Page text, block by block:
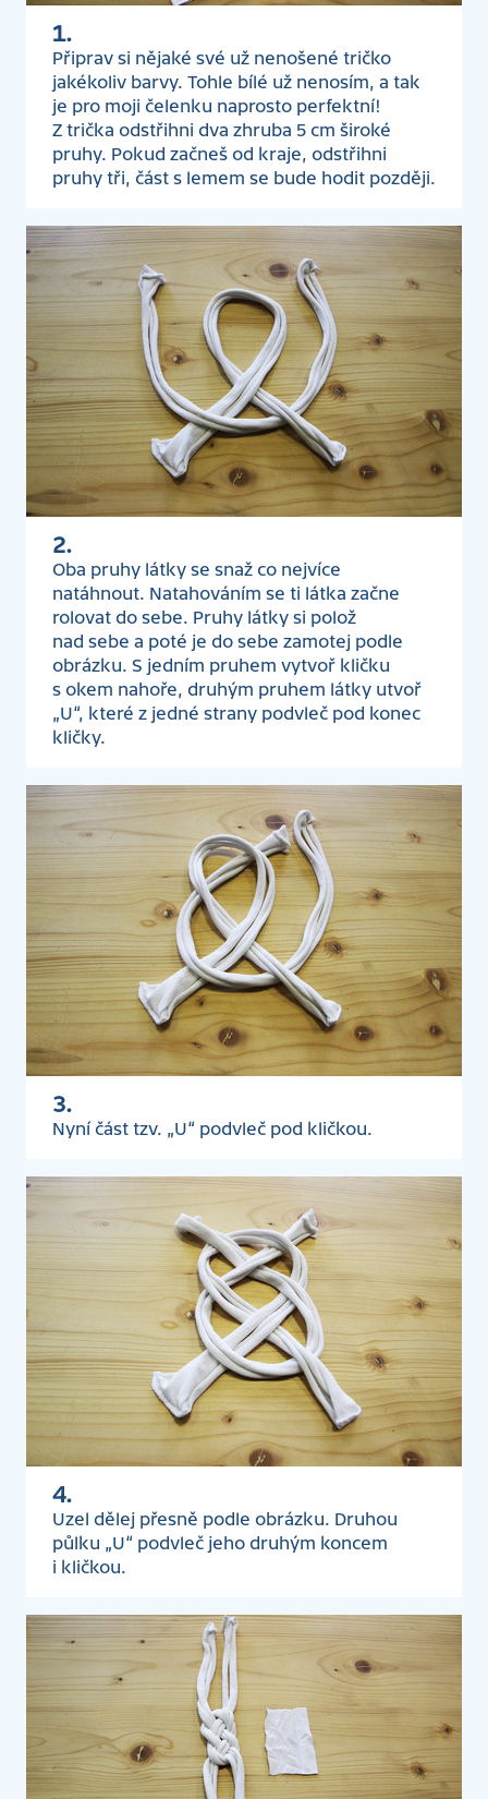
1.
Připrav si nějaké své už nenošené tričko
jakékoliv barvy. Tohle bílé už nenosím, a tak
je pro moji čelenku naprosto perfektní!
Z trička odstřihni dva zhruba 5 cm široké
pruhy. Pokud začneš od kraje, odstřihni
pruhy tři, část s lemem se bude hodit později.
2.
Oba pruhy látky se snaž co nejvíce
natáhnout. Natahováním se ti látka začne
rolovat do sebe. Pruhy látky si polož
nad sebe a poté je do sebe zamotej podle
obrázku. S jedním pruhem vytvoř kličku
s okem nahoře, druhým pruhem látky utvoř
„U“, které z jedné strany podvleč pod konec
kličky.
3.
Nyní část tzv. „U“ podvleč pod kličkou.
4.
Uzel dělej přesně podle obrázku. Druhou
půlku „U“ podvleč jeho druhým koncem
i kličkou.